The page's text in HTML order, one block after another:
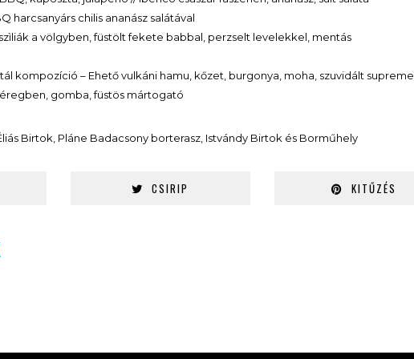
harcsanyárs chilis ananász salátával
a völgyben, füstölt fekete babbal, perzselt levelekkel, mentás
kompozíció – Ehető vulkáni hamu, kőzet, burgonya, moha, szuvidált supreme
gomba, füstös mártogató
Birtok, Pláne Badacsony borterasz, Istvándy Birtok és Borműhely
CSIRIP KITŰZÉS